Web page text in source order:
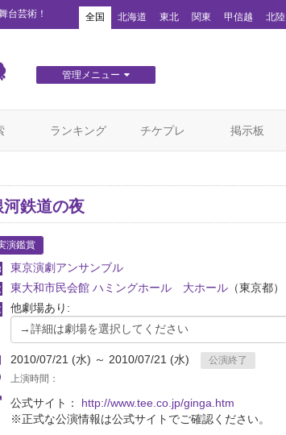
台芸術！ 全国 北海道 東北 関東 甲信越 北陸
管理メニュー
ランキング チケプレ 掲示板
河鉄道の夜
演鑑賞
東京演劇アンサンブル
東大和市民会館 ハミングホール 大ホール （東京都）
他劇場あり:
2010/07/21 (水) ～ 2010/07/21 (水)
公演終了
上演時間：
公式サイト： http://www.tee.co.jp/ginga.htm
※正式な公演情報は公式サイトでご確認ください。